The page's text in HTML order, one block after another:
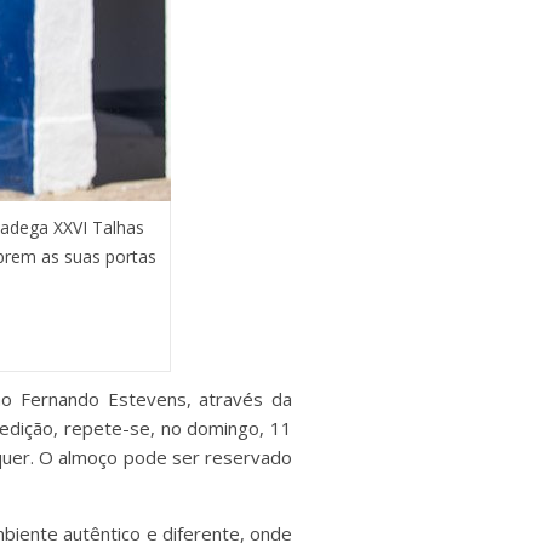
XXVI Talhas
as suas portas
Fernando Estevens, através da
repete-se, no domingo, 11
O almoço pode ser reservado
autêntico e diferente, onde